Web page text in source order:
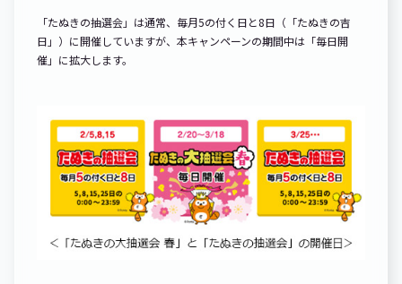
「たぬきの抽選会」は通常、毎月5の付く日と8日（「たぬきの吉
日」）に開催していますが、本キャンペーンの期間中は「毎日開
催」に拡大します。